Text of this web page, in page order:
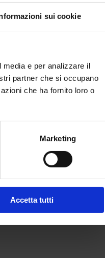
sui cookie
e per analizzare il
partner che si occupano
che ha fornito loro o
Marketing
Accetta tuttiformativa